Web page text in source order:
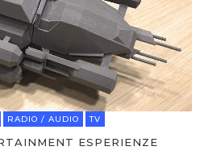
RADIO / AUDIO TV
ESPERIENZE